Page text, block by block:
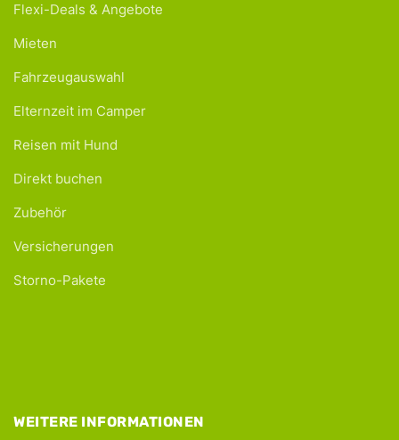
Flexi-Deals & Angebote
Mieten
Fahrzeugauswahl
Elternzeit im Camper
Reisen mit Hund
Direkt buchen
Zubehör
Versicherungen
Storno-Pakete
WEITERE INFORMATIONEN